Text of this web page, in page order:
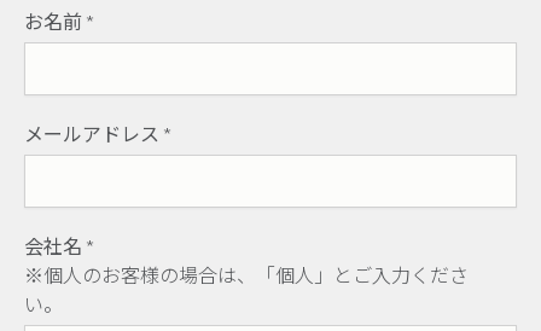
お名前 *
メールアドレス *
会社名 *
※個人のお客様の場合は、「個人」とご入力くださ
い。